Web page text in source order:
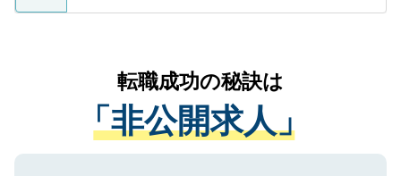
ているすべての個人データはご本人の許可
は、個人情報の取り扱いについての厳密な
管理基準を満たした事業者のみに付与され
る、プライバシーマークを取得済みです。
ご登録いただいた個人情報は、SSL（デー
かがいして、現在の医療機関の状況や紹介
経験をまじえながら、適切なアドバイスを
させていただきます。すぐにご転職をされ
ない方には、長期的なサポートが可能です
ので、まずはご登録ください。
転職成功の秘訣は
「非公開求人」